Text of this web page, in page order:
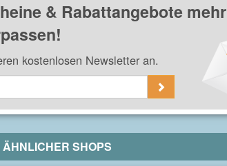
& Rabattangebote mehr
kostenlosen Newsletter an.
SHOPS